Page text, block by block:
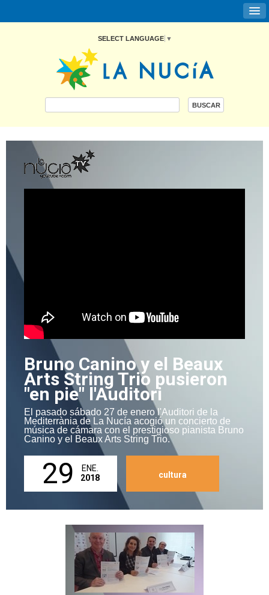
SELECT LANGUAGE ▼
Bruno Canino y el Beaux
Arts String Trio pusieron
"en pie" l'Auditori
El pasado sábado 27 de enero l'Auditori de la
Mediterrània de La Nucía acogió un concierto de
música de cámara con el prestigioso pianista Bruno
Canino y el Beaux Arts String Trio.
29
ENE.
2018
cultura